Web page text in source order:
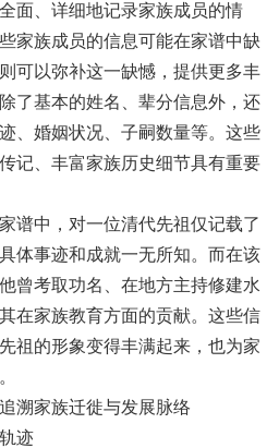
、详细地记录家族成员的情
家族成员的信息可能在家谱中缺
可以弥补这一缺憾，提供更多丰
了基本的姓名、辈分信息外，还
、婚姻状况、子嗣数量等。这些
记、丰富家族历史细节具有重要
中，对一位清代先祖仅记载了
体事迹和成就一无所知。而在该
曾考取功名、在地方主持修建水
在家族教育方面的贡献。这些信
祖的形象变得丰满起来，也为家
家族迁徙与发展脉络
迹